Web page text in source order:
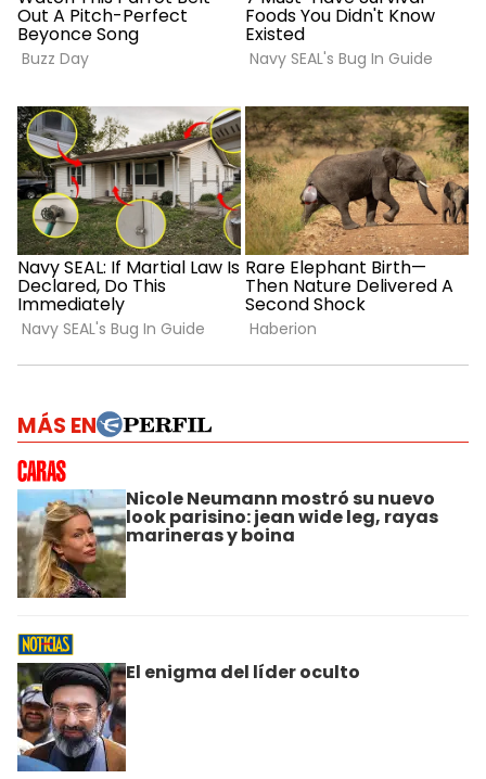
MÁS EN
Nicole Neumann mostró su nuevo
look parisino: jean wide leg, rayas
marineras y boina
El enigma del líder oculto